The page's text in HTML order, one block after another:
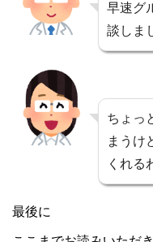
早速グ
談しま
ちょっ
まうけ
くれる
最後に